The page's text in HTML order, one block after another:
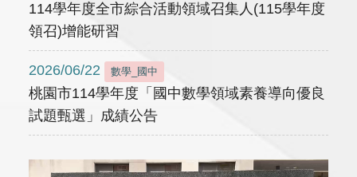
114學年度全市綜合活動領域召集人(115學年度
領召)增能研習
2026/06/22 數學_國中
桃園市114學年度「國中數學領域素養導向優良
試題甄選」成績公告